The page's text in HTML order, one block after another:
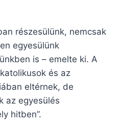
részesülünk, nemcsak
egyesülünk
is – emelte ki. A
és az
eltérnek, de
az egyesülés
hitben”.